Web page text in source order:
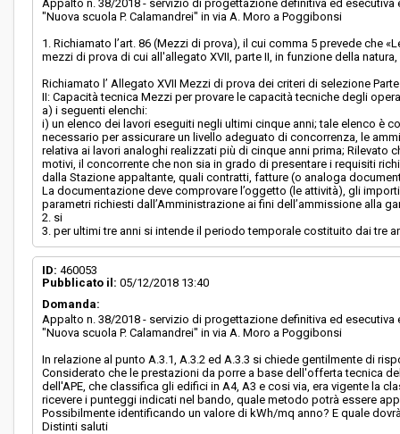
Appalto n. 38/2018 - servizio di progettazione definitiva ed
"Nuova scuola P. Calamandrei" in via A. Moro a Poggibonsi
1. Richiamato l’art. 86 (Mezzi di prova), il cui comma 5 prevede
mezzi di prova di cui all'allegato XVII, parte II, in funzione della
Richiamato l’ Allegato XVII Mezzi di prova dei criteri di selezione Parte
II: Capacità tecnica Mezzi per provare le capacità tecniche degli
a) i seguenti elenchi:
i) un elenco dei lavori eseguiti negli ultimi cinque anni; tale elenco è
necessario per assicurare un livello adeguato di concorrenza, le
relativa ai lavori analoghi realizzati più di cinque anni prima;
motivi, il concorrente che non sia in grado di presentare i requisiti
dalla Stazione appaltante, quali contratti, fatture (o analoga
La documentazione deve comprovare l’oggetto (le attività), gli
parametri richiesti dall’Amministrazione ai fini dell’ammissione alla
2. si
3. per ultimi tre anni si intende il periodo temporale costituito dai tre
ID: 460053
Pubblicato il: 05/12/2018 13:40
Domanda:
Appalto n. 38/2018 - servizio di progettazione definitiva ed
"Nuova scuola P. Calamandrei" in via A. Moro a Poggibonsi
In relazione al punto A.3.1, A.3.2 ed A.3.3 si chiede gentilmente di
Considerato che le prestazioni da porre a base dell'offerta tecnica
dell'APE, che classifica gli edifici in A4, A3 e cosi via, era vigente la
ricevere i punteggi indicati nel bando, quale metodo potrà essere
Possibilmente identificando un valore di kWh/mq anno? E quale
Distinti saluti